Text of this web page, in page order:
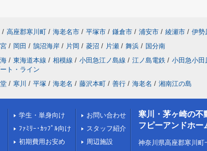
/ 高座郡寒川町 / 海老名市 / 平塚市 / 鎌倉市 / 浦安市 / 綾瀬市 / 伊勢
/ 岡田 / 鵠沼海岸 / 片岡 / 菱沼 / 片瀬 / 舞浜 / 国分南
/ 東海道本線 / 相模線 / 小田急江ノ島線 / 江ノ島電鉄 / 小田急小田
ト・ライン
/ 寒川 / 平塚 / 海老名 / 藤沢本町 / 善行 / 海老名 / 湘南江の島
学生・単身向け
ﾌｧﾐﾘｰ･ｶｯﾌﾟﾙ向け
初期費用お安め
お問い合わせ
スタッフ紹介
周辺施設
寒川・茅ヶ崎の不
フピーアンドホー
神奈川県高座郡寒川町